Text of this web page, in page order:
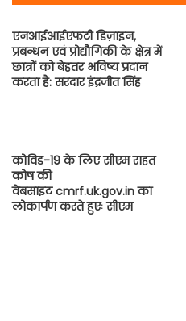
एनआईआईएफटी डिज़ाइन,
प्रबन्धन एवं प्रोद्यौगिकी के क्षेत्र में
छात्रों को बेहतर भविष्य प्रदान
करता है: सरदार इंद्रजीत सिंह
कोविड-19 के लिए सीएम राहत
कोष की
वेबसाइट cmrf.uk.gov.in का
लोकार्पण करते हुएः सीएम